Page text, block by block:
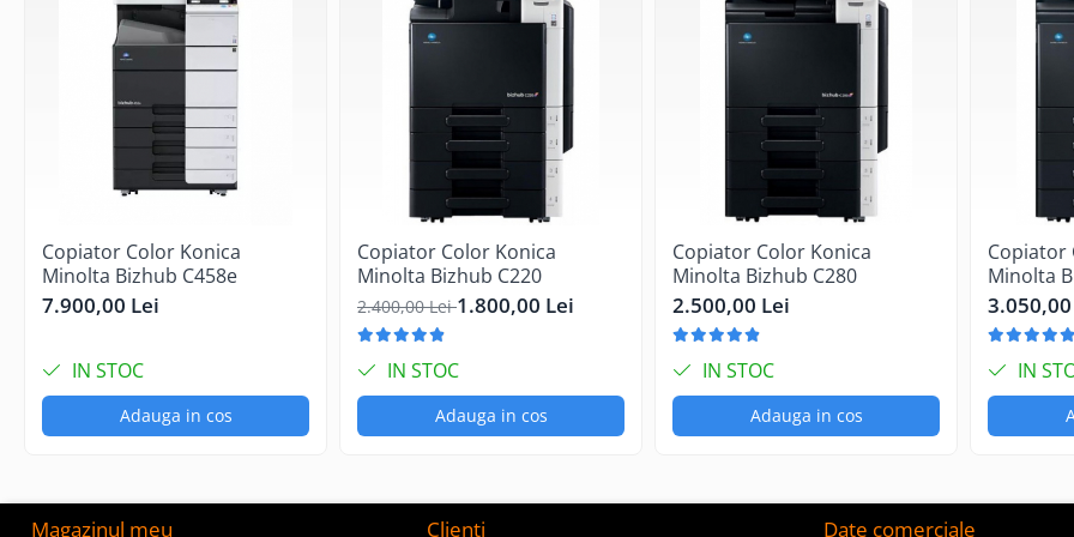
Tavi alimentare hartie
Windows XP, Windows Vista, Windows 7, Windows 8, Widows 10, Windows 11, MAC OS
Greutate
Dimensiuni (W x D x H)
623 x 794 x 700 mm
Copiator Color Konica
Minolta Bizhub C458e
7.900,00 Lei
IN STOC
Adauga in cos
Copiator Color Konica
Minolta Bizhub C220
2.400,00 Lei1.800,00 Lei
IN STOC
Adauga in cos
Copiator Color Konica
Minolta Bizhub C280
2.500,00 Lei
IN STOC
Adauga in cos
Copiator
Minolta
IN
Magazinul meu Clienti Date comerciale